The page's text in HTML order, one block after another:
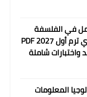
في الفلسفة
والمنطق أولى ثانوي ترم أول 2027 PDF
واختبارات شاملة
المعلومات